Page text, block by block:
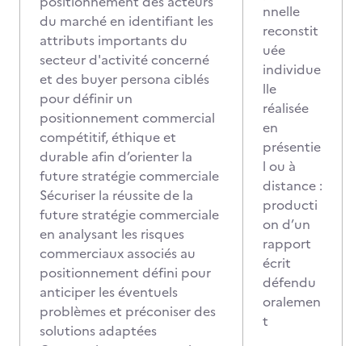
du marché en identifiant les
attributs importants du
secteur d'activité concerné
et des buyer persona ciblés
pour définir un
positionnement commercial
compétitif, éthique et
durable afin d’orienter la
future stratégie commerciale
Sécuriser la réussite de la
future stratégie commerciale
en analysant les risques
commerciaux associés au
positionnement défini pour
anticiper les éventuels
problèmes et préconiser des
solutions adaptées
nnelle
reconstit
uée
individue
lle
réalisée
en
présentie
l ou à
distance :
producti
on d’un
rapport
écrit
défendu
oralemen
t